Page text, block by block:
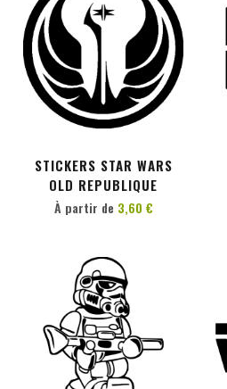
STICKERS STAR WARS
OLD REPUBLIQUE
PERSONNALISER
À partir de 3,60 €